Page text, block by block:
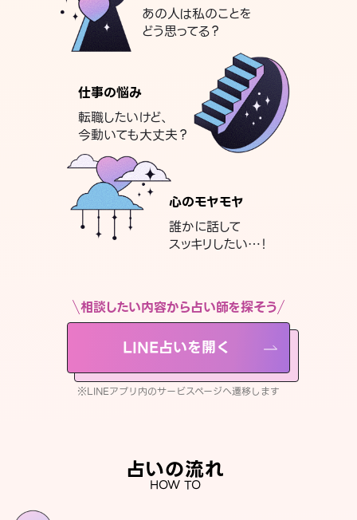
あの人は私のことを
どう思ってる？
仕事の悩み
転職したいけど、
今動いても大丈夫？
心のモヤモヤ
誰かに話して
スッキリしたい…！
相談したい内容から占い師を探そう
LINE占いを開く
※LINEアプリ内のサービスページへ遷移します
占いの流れ
HOW TO